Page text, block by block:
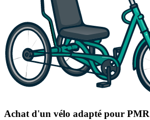
Achat d'un vélo adapté pour PMR